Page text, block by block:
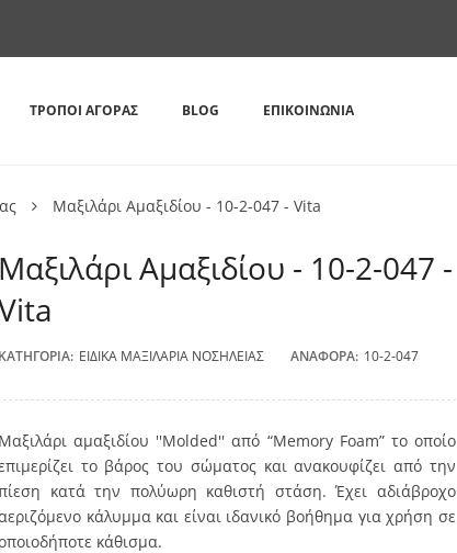
ΤΡΌΠΟΙ ΑΓΟΡΆΣ BLOG ΕΠΙΚΟΙΝΩΝΊΑ
Mαξιλάρι Αμαξιδίου - 10-2-047 - Vita
Mαξιλάρι Αμαξιδίου - 10-2-047 -
ΚΑΤΗΓΟΡΊΑ: ΕΙΔΙΚΆ ΜΑΞΙΛΆΡΙΑ ΝΟΣΗΛΕΊΑΣ ΑΝΑΦΟΡΆ: 10-2-047
Μαξιλάρι αμαξιδίου ''Molded'' από “Memory Foam” το οποίο
το βάρος του σώµατος και ανακουφίζει από την
κατά την πολύωρη καθιστή στάση. Έχει αδιάβροχο
κάλυμμα και είναι ιδανικό βοήθηµα για χρήση σε
κάθισμα.